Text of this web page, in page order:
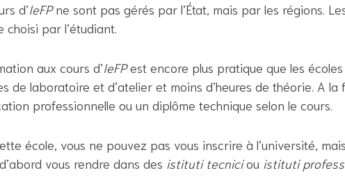
d’IeFPne sont pas gérés par l’État, mais par les régions.
choisi par l’étudiant.
aux cours d’IeFPest encore plus pratique que les écoles
de laboratoire et d’atelier et moins d’heures de théorie. A
professionnelle ou un diplôme technique selon le cours.
école, vous ne pouvez pas vous inscrire à l’université,
vous rendre dans des istituti tecniciou istituti